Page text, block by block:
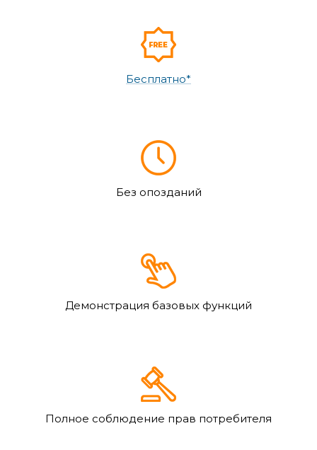
Бесплатно*
Без опозданий
Демонстрация базовых функций
Полное соблюдение прав потребителя